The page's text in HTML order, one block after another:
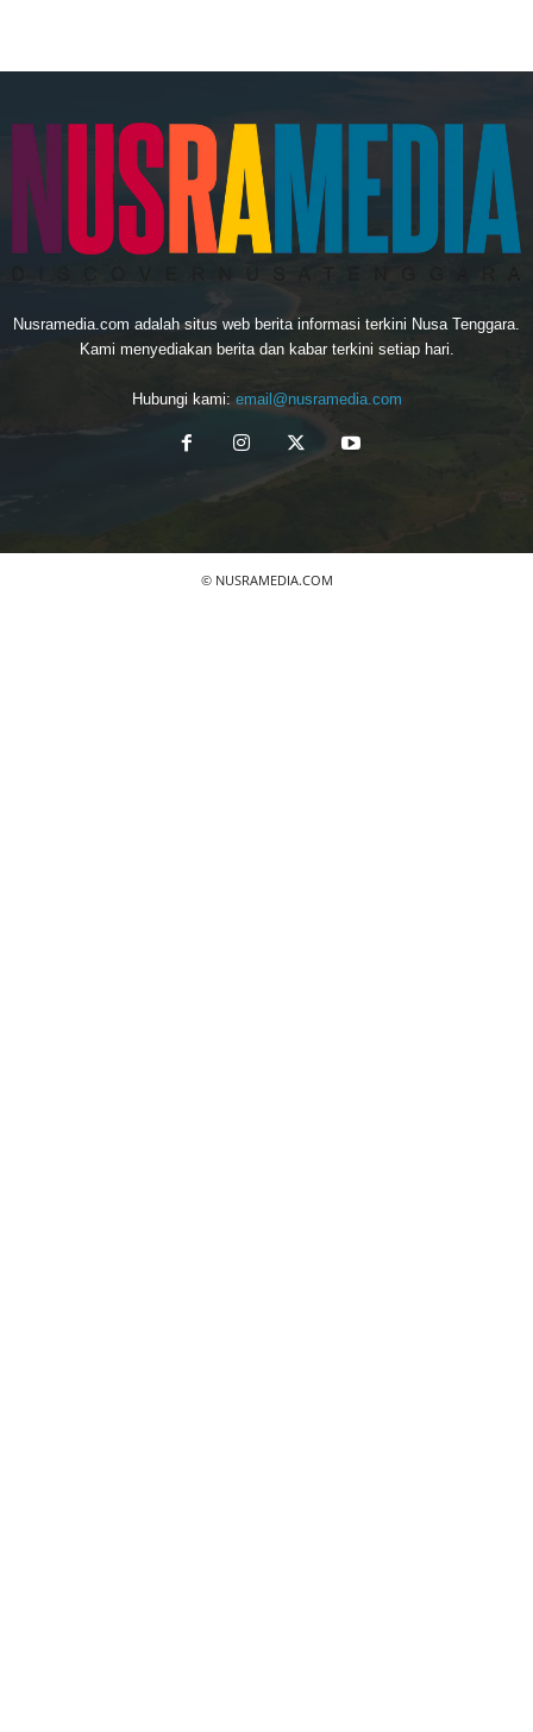
Nusramedia.com adalah situs web berita informasi terkini Nusa Tenggara.
Kami menyediakan berita dan kabar terkini setiap hari.
Hubungi kami: email@nusramedia.com
© NUSRAMEDIA.COM